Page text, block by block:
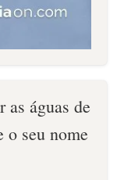
as águas de
o seu nome